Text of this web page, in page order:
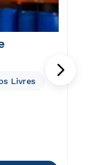
Livres